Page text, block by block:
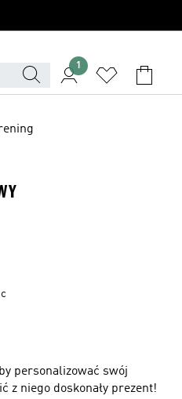
1
personalizować swój
z niego doskonały prezent!